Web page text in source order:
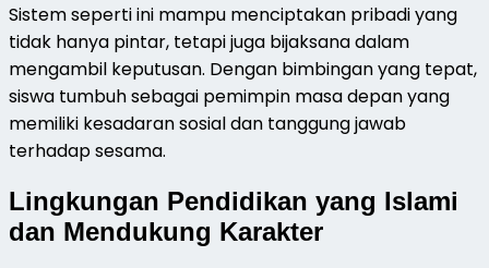
Sistem seperti ini mampu menciptakan pribadi yang
tidak hanya pintar, tetapi juga bijaksana dalam
mengambil keputusan. Dengan bimbingan yang tepat,
siswa tumbuh sebagai pemimpin masa depan yang
memiliki kesadaran sosial dan tanggung jawab
terhadap sesama.
Lingkungan Pendidikan yang Islami
dan Mendukung Karakter